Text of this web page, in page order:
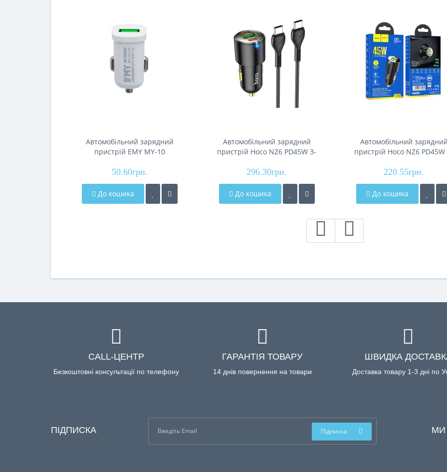
Автомобільний зарядний
пристрій EMY MY-10
50.60грн.
До кошика
Автомобільний зарядний
пристрій Hoco NZ6 PD45W 3-
C to Type-C), Black
296.30грн.
До кошика
Автомобільний зарядний
пристрій Hoco NZ6 PD45W
220.55грн.
До кошика
CALL-ЦЕНТР
Безкоштовні консультації по телефону
ГАРАНТІЯ ТОВАРУ
14 днів повернення на товари
ШВИДКА
Доставка товару 1-3 дні по
ПІДПИСКА Підписка МИ